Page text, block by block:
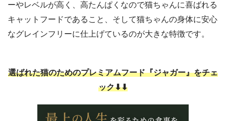
ーやレベルが高く、高たんぱくなので猫ちゃんに喜ばれる
キャットフードであること、そして猫ちゃんの身体に安心
なグレインフリーに仕上げているのが大きな特徴です。
選ばれた猫のためのプレミアムフード『ジャガー』をチェ
ック⬇⬇